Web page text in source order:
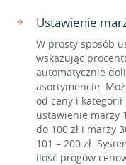
Ustawienie
W prosty sposób
wskazując
automatycznie
asortymencie.
od ceny i
ustawienie marży
do 100 zł i marży
101 – 200 zł.
ilość progów